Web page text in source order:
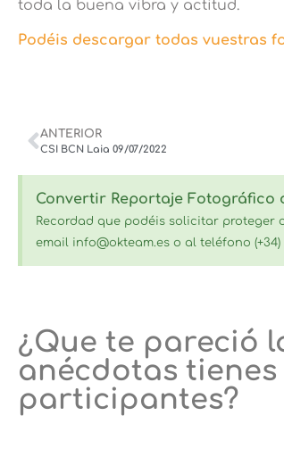
toda la buena vibra y actitud.
Podéis descargar todas vuestras
ANTERIOR
CSI BCN Laia 09/07/2022
Convertir Reportaje Fotográfico
Recordad que podéis solicitar
email info@okteam.es o al teléfono (+34)
¿Que te pareció
anécdotas
participantes?